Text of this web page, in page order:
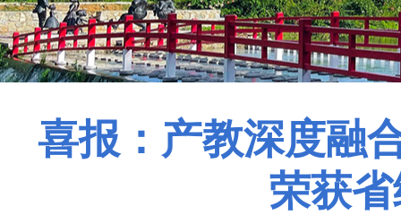
喜报：产教深度融
荣获